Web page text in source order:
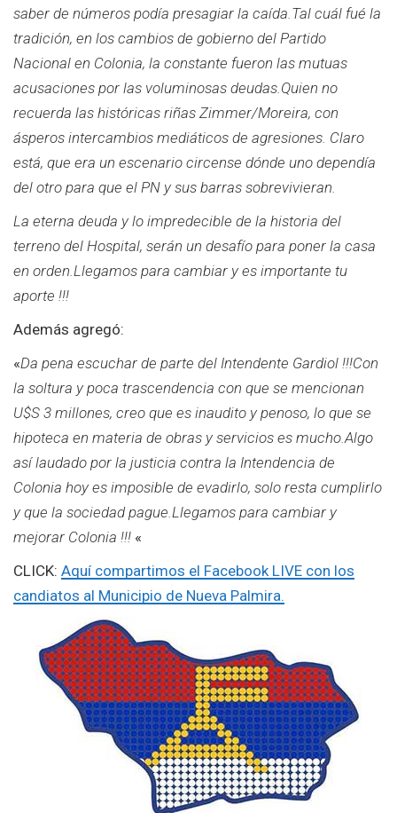
saber de números podía presagiar la caída.Tal cuál fué la
tradición, en los cambios de gobierno del Partido
Nacional en Colonia, la constante fueron las mutuas
acusaciones por las voluminosas deudas.Quien no
recuerda las históricas riñas Zimmer/Moreira, con
ásperos intercambios mediáticos de agresiones. Claro
está, que era un escenario circense dónde uno dependía
del otro para que el PN y sus barras sobrevivieran.
La eterna deuda y lo impredecible de la historia del
terreno del Hospital, serán un desafío para poner la casa
en orden.Llegamos para cambiar y es importante tu
aporte !!!
Además agregó:
«Da pena escuchar de parte del Intendente Gardiol !!!Con
la soltura y poca trascendencia con que se mencionan
U$S 3 millones, creo que es inaudito y penoso, lo que se
hipoteca en materia de obras y servicios es mucho.Algo
así laudado por la justicia contra la Intendencia de
Colonia hoy es imposible de evadirlo, solo resta cumplirlo
y que la sociedad pague.Llegamos para cambiar y
mejorar Colonia !!! «
CLICK: Aquí compartimos el Facebook LIVE con los
candiatos al Municipio de Nueva Palmira.